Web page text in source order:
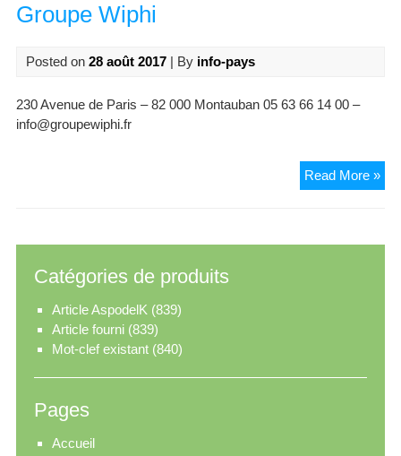
Groupe Wiphi
Posted on 28 août 2017| By info-pays
230 Avenue de Paris – 82 000 Montauban 05 63 66 14 00 –
info@groupewiphi.fr
Read More »
Catégories de produits
Article AspodelK (839)
Article fourni (839)
Mot-clef existant (840)
Pages
Accueil